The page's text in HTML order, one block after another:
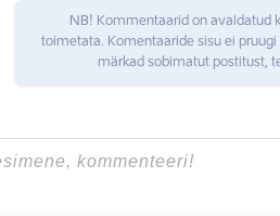
NB! Kommentaarid on avaldatud
toimetata. Komentaaride sisu ei
märkad sobimatut postitust,